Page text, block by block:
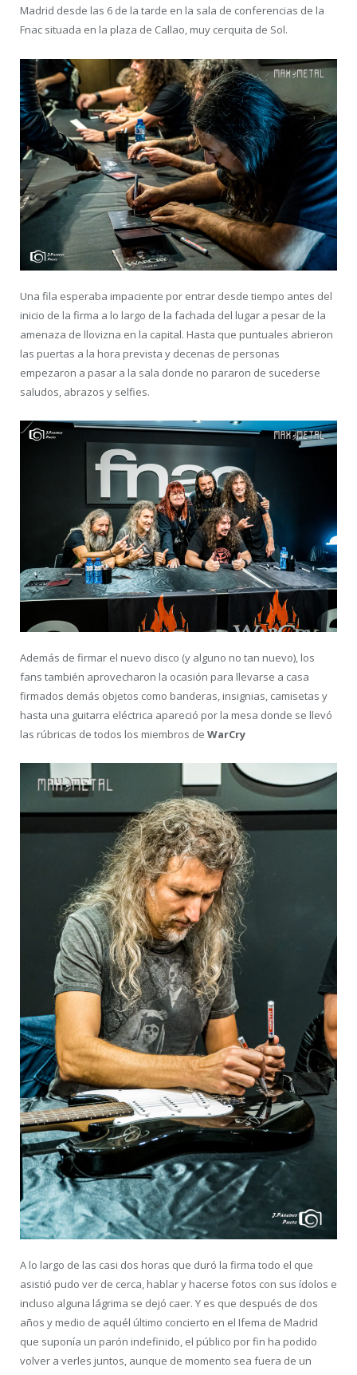
Madrid desde las 6 de la tarde en la sala de conferencias de la
Fnac situada en la plaza de Callao, muy cerquita de Sol.
Una fila esperaba impaciente por entrar desde tiempo antes del
inicio de la firma a lo largo de la fachada del lugar a pesar de la
amenaza de llovizna en la capital. Hasta que puntuales abrieron
las puertas a la hora prevista y decenas de personas
empezaron a pasar a la sala donde no pararon de sucederse
saludos, abrazos y selfies.
Además de firmar el nuevo disco (y alguno no tan nuevo), los
fans también aprovecharon la ocasión para llevarse a casa
firmados demás objetos como banderas, insignias, camisetas y
hasta una guitarra eléctrica apareció por la mesa donde se llevó
las rúbricas de todos los miembros de WarCry
A lo largo de las casi dos horas que duró la firma todo el que
asistió pudo ver de cerca, hablar y hacerse fotos con sus ídolos e
incluso alguna lágrima se dejó caer. Y es que después de dos
años y medio de aquél último concierto en el Ifema de Madrid
que suponía un parón indefinido, el público por fin ha podido
volver a verles juntos, aunque de momento sea fuera de un